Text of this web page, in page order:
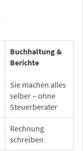
Buchhaltung &
Berichte
Sie machen alles
selber – ohne
Steuerberater
Rechnung
schreiben